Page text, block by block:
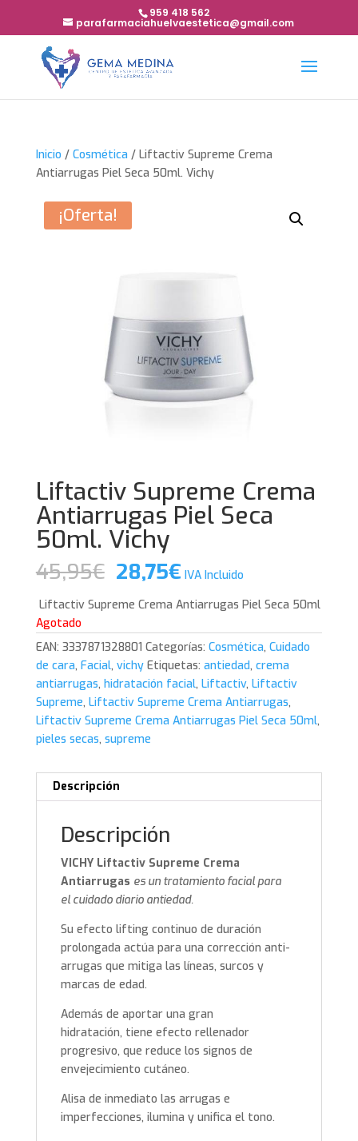
959 418 562
parafarmaciahuelvaestetica@gmail.com
Inicio / Cosmética / Liftactiv Supreme Crema
Antiarrugas Piel Seca 50ml. Vichy
¡Oferta!
Liftactiv Supreme Crema
Antiarrugas Piel Seca
50ml. Vichy
45,95€ El
precio
original
era:
45,95€.
28,75€El
actual
es:
28,75€.
IVA Incluido
Liftactiv Supreme Crema Antiarrugas Piel Seca 50ml
Agotado
EAN: 3337871328801 Categorías: Cosmética, Cuidado
de cara, Facial, vichy Etiquetas: antiedad, crema
antiarrugas, hidratación facial, Liftactiv, Liftactiv
Supreme, Liftactiv Supreme Crema Antiarrugas,
Liftactiv Supreme Crema Antiarrugas Piel Seca 50ml,
pieles secas, supreme
Descripción
Descripción
VICHY Liftactiv Supreme Crema
Antiarrugas es un tratamiento facial para
el cuidado diario antiedad.
Su efecto lifting continuo de duración
prolongada actúa para una corrección anti-
arrugas que mitiga las líneas, surcos y
marcas de edad.
Además de aportar una gran
hidratación, tiene efecto rellenador
progresivo, que reduce los signos de
envejecimiento cutáneo.
Alisa de inmediato las arrugas e
imperfecciones, ilumina y unifica el tono.